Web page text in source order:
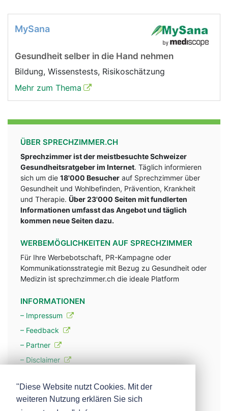
MySana
Gesundheit selber in die Hand nehmen
Bildung, Wissenstests, Risikoschätzung
Mehr zum Thema
ÜBER SPRECHZIMMER.CH
Sprechzimmer ist der meistbesuchte Schweizer
Gesundheitsratgeber im Internet. Täglich informieren
sich um die 18'000 Besucher auf Sprechzimmer über
Gesundheit und Wohlbefinden, Prävention, Krankheit
und Therapie. Über 23'000 Seiten mit fundlerten
Informationen umfasst das Angebot und täglich
kommen neue Seiten dazu.
WERBEMÖGLICHKEITEN AUF SPRECHZIMMER
Für Ihre Werbebotschaft, PR-Kampagne oder
Kommunikationsstrategie mit Bezug zu Gesundheit oder
Medizin ist sprechzimmer.ch die ideale Platform
INFORMATIONEN
– Impressum
– Feedback
– Partner
– Disclaimer
– Werbung
"Diese Website nutzt Cookies. Mit der
weiteren Nutzung erklären Sie sich